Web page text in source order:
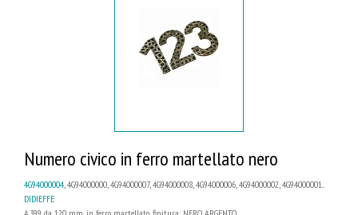
Numero civico in ferro martellato nero
4G94000004, 4G94000000, 4G94000007, 4G94000008, 4G94000006, 4G94000002, 4G94000001...
DIDIEFFE